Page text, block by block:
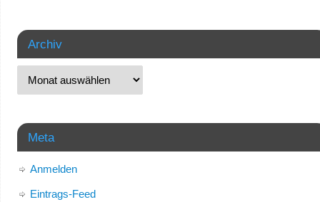
Archiv
Meta
Anmelden
Eintrags-Feed